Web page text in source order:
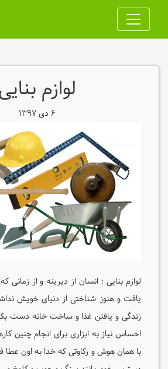
لوازم
۶ دی ۱۳۹۷
لوازم بنایی : انسان از دیرینه و از زمانی
یافت و هنوز شناختی از دنیای خویش
زندگی و یافتن غذا و ساخت خانه دست
احساس نیاز به ابزاری برای انجام چنین
با همان هوش و زکاوتی که خدا به اون عطا